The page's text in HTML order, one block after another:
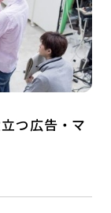
つ広告・マ